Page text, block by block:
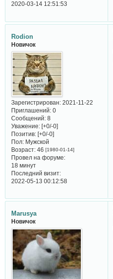
2020-03-14 12:51:53
Rodion
Новичок
Зарегистрирован: 2021-11-22
Приглашений:0
Сообщений:8
Уважение: [+0/-0]
Позитив: [+0/-0]
Пол:Мужской
Возраст:46 [1980-01-14]
Провел на форуме:
18 минут
Последний визит:
2022-05-13 00:12:58
Marusya
Новичок